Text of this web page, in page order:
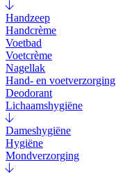
Handzeep
Handcrème
Voetbad
Voetcrème
Nagellak
Hand- en voetverzorging
Deodorant
Lichaamshygiëne
Dameshygiëne
Hygiëne
Mondverzorging